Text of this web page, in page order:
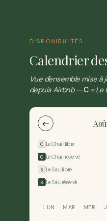
DISPONIBILITÉS
Calendrier
Vue d'ensemble mise
depuis Airbnb —C= Le
←
C Le Chail libre
C Le Chail réservé
S Le Sau libre
S Le Sau réservé
LUN MAR MER